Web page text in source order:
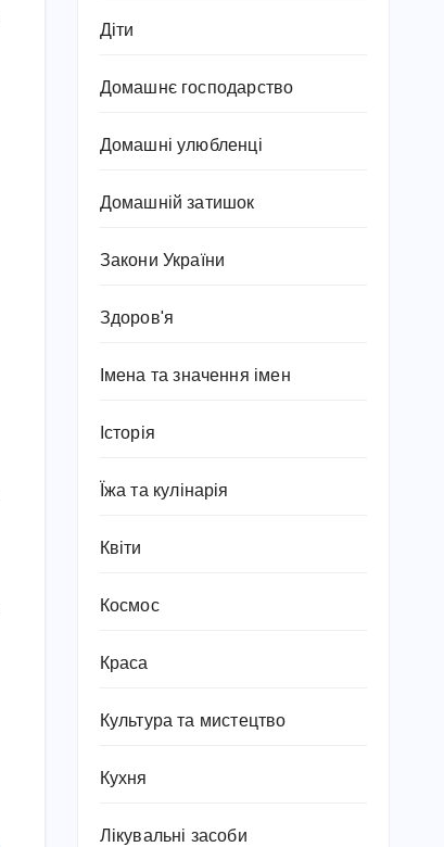
Діти
Домашнє господарство
Домашні улюбленці
Домашній затишок
Закони України
Здоров'я
Імена та значення імен
Історія
Їжа та кулінарія
Квіти
Космос
Краса
Культура та мистецтво
Кухня
Лікувальні засоби